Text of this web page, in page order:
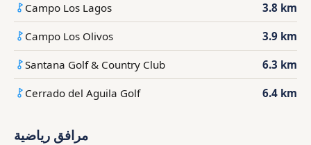
Campo Los Lagos 3.8 km
Campo Los Olivos 3.9 km
Santana Golf & Country Club 6.3 km
Cerrado del Aguila Golf 6.4 km
مرافق رياضية